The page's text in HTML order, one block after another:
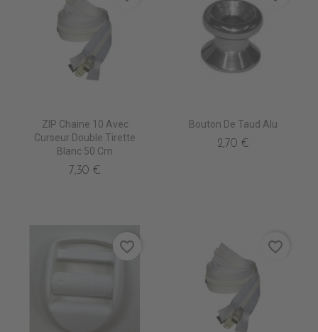
ZIP Chaine 10 Avec
Curseur Double Tirette
Blanc 50 Cm
7,30 €
Bouton De Taud Alu
2,70 €
favorite_border favorite_border